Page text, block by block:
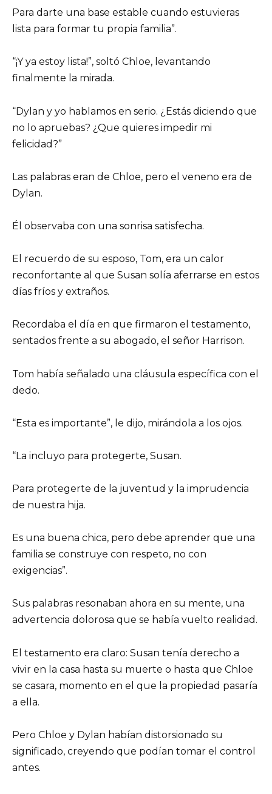
Para darte una base estable cuando estuvieras
lista para formar tu propia familia”.
“¡Y ya estoy lista!”, soltó Chloe, levantando
finalmente la mirada.
“Dylan y yo hablamos en serio. ¿Estás diciendo que
no lo apruebas? ¿Que quieres impedir mi
felicidad?”
Las palabras eran de Chloe, pero el veneno era de
Dylan.
Él observaba con una sonrisa satisfecha.
El recuerdo de su esposo, Tom, era un calor
reconfortante al que Susan solía aferrarse en estos
días fríos y extraños.
Recordaba el día en que firmaron el testamento,
sentados frente a su abogado, el señor Harrison.
Tom había señalado una cláusula específica con el
dedo.
“Esta es importante”, le dijo, mirándola a los ojos.
“La incluyo para protegerte, Susan.
Para protegerte de la juventud y la imprudencia
de nuestra hija.
Es una buena chica, pero debe aprender que una
familia se construye con respeto, no con
exigencias”.
Sus palabras resonaban ahora en su mente, una
advertencia dolorosa que se había vuelto realidad.
El testamento era claro: Susan tenía derecho a
vivir en la casa hasta su muerte o hasta que Chloe
se casara, momento en el que la propiedad pasaría
a ella.
Pero Chloe y Dylan habían distorsionado su
significado, creyendo que podían tomar el control
antes.